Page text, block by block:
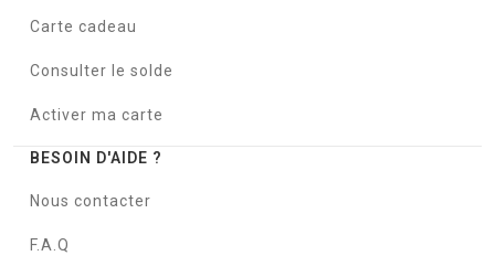
Carte cadeau
Consulter le solde
Activer ma carte
BESOIN D'AIDE ?
Nous contacter
F.A.Q